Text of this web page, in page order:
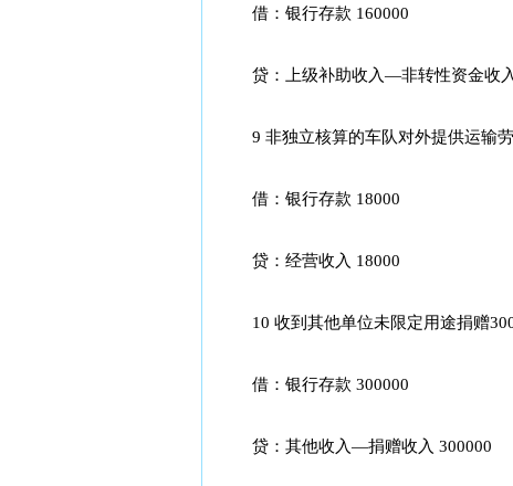
借：银行存款 160000
贷：上级补助收入—非转性资金收入
9 非独立核算的车队对外提供运输劳
借：银行存款 18000
贷：经营收入 18000
10 收到其他单位未限定用途捐赠300
借：银行存款 300000
贷：其他收入—捐赠收入 300000